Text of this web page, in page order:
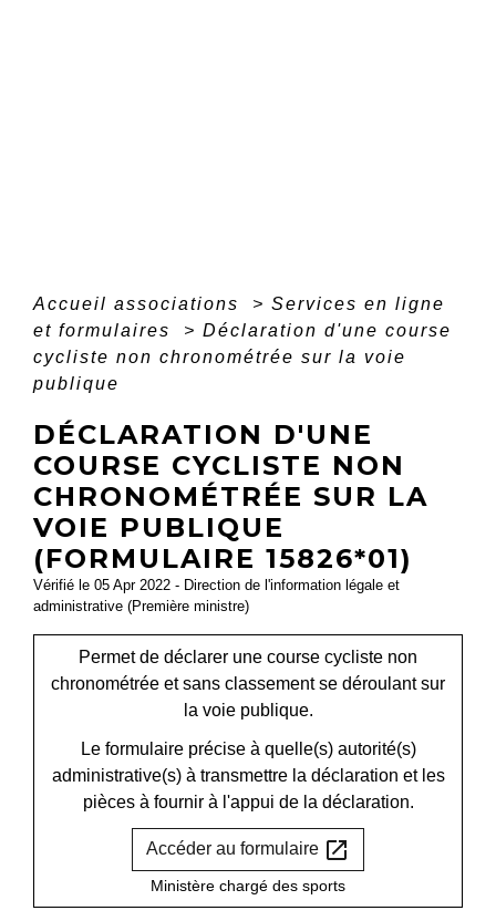
Accueil associations > Services en ligne
et formulaires
> Déclaration d'une course
cycliste non chronométrée sur la voie
publique
DÉCLARATION D'UNE
COURSE CYCLISTE NON
CHRONOMÉTRÉE SUR LA
VOIE PUBLIQUE
(FORMULAIRE 15826*01)
Vérifié le 05 Apr 2022 - Direction de l'information légale et
administrative (Première ministre)
Permet de déclarer une course cycliste non
chronométrée et sans classement se déroulant sur
la voie publique.
Le formulaire précise à quelle(s) autorité(s)
administrative(s) à transmettre la déclaration et les
pièces à fournir à l'appui de la déclaration.
Accéder au formulaire open_in_new
Ministère chargé des sports